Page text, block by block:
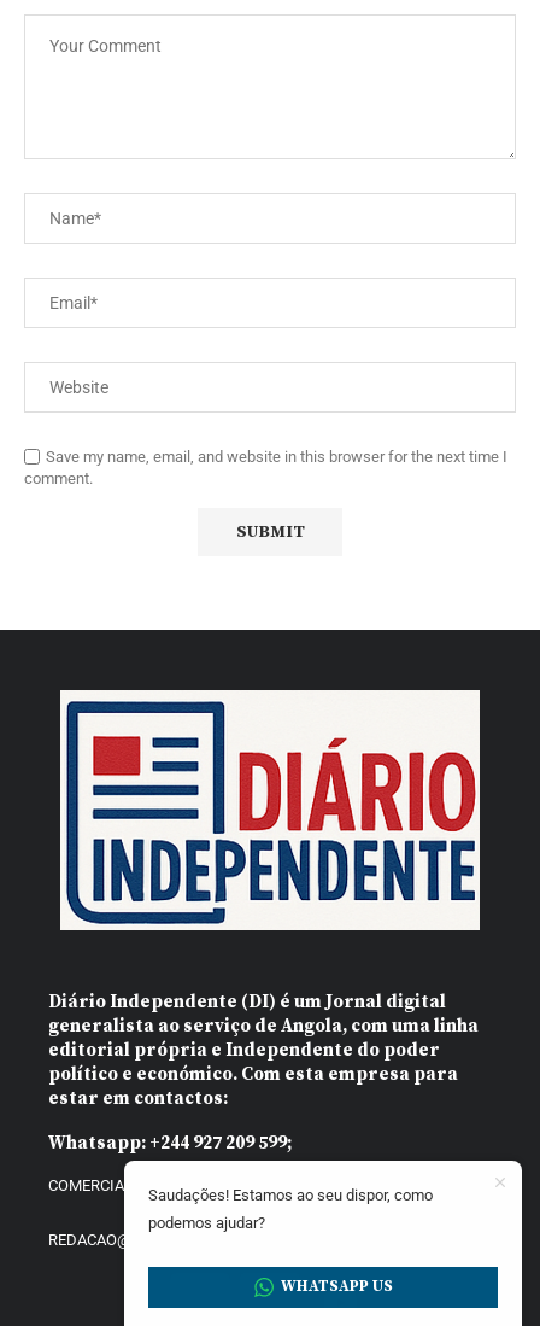
Save my name, email, and website in this browser for the next time I
comment.
Diário Independente (DI) é um Jornal digital
generalista ao serviço de Angola, com uma linha
editorial própria e Independente do poder
político e económico. Com esta empresa para
estar em contactos:
Whatsapp: +244 927 209 599;
COMERCIAL@DIARIOINDEPENDENTE.INFO
REDACAO@DIARIOINDEPENDENTE.INFO
Saudações! Estamos ao seu dispor, como
podemos ajudar?
WHATSAPP US